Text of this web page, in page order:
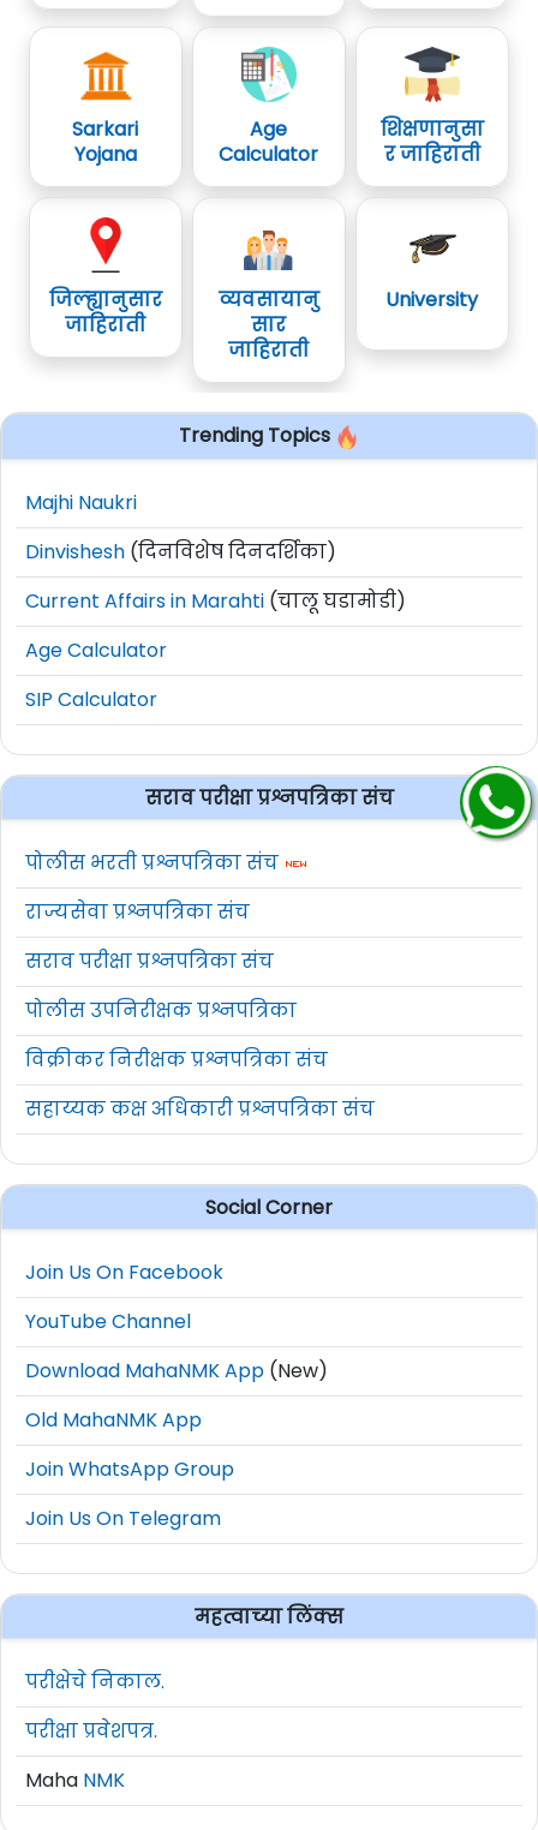
Sarkari
Yojana
Age
Calculator
शिक्षणानुसा
र जाहिराती
जिल्ह्यानुसार
जाहिराती
व्यवसायानु
सार
जाहिराती
University
Trending Topics
Majhi Naukri
Dinvishesh (दिनविशेष दिनदर्शिका)
Current Affairs in Marahti (चालू घडामोडी)
Age Calculator
SIP Calculator
सराव परीक्षा प्रश्नपत्रिका संच
पोलीस भरती प्रश्नपत्रिका संच
राज्यसेवा प्रश्नपत्रिका संच
सराव परीक्षा प्रश्नपत्रिका संच
पोलीस उपनिरीक्षक प्रश्नपत्रिका
विक्रीकर निरीक्षक प्रश्नपत्रिका संच
सहाय्यक कक्ष अधिकारी प्रश्नपत्रिका संच
Social Corner
Join Us On Facebook
YouTube Channel
Download MahaNMK App (New)
Old MahaNMK App
Join WhatsApp Group
Join Us On Telegram
महत्वाच्या लिंक्स
परीक्षेचे निकाल.
परीक्षा प्रवेशपत्र.
Maha NMK